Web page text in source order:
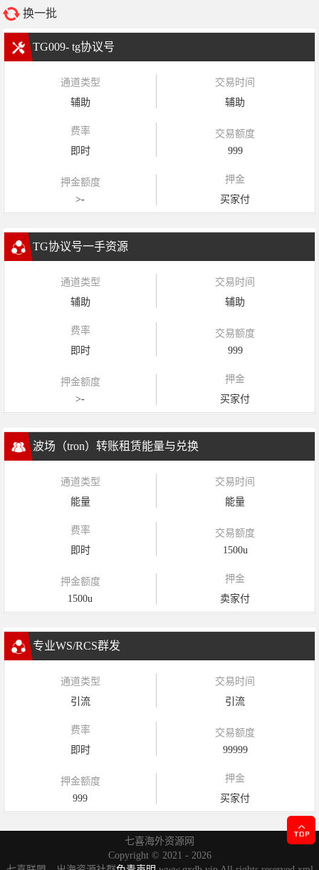
换一批
TG009- tg协议号
通道类型
辅助
交易时间
辅助
费率
即时
交易额度
999
押金额度
>-
押金
买家付
TG协议号一手资源
通道类型
辅助
交易时间
辅助
费率
即时
交易额度
999
押金额度
>-
押金
买家付
波场（tron）转账租赁能量与兑换
通道类型
能量
交易时间
能量
费率
即时
交易额度
1500u
押金额度
1500u
押金
卖家付
专业WS/RCS群发
通道类型
引流
交易时间
引流
费率
即时
交易额度
99999
押金额度
999
押金
买家付
七喜海外资源网
Copyright © 2021 - 2026